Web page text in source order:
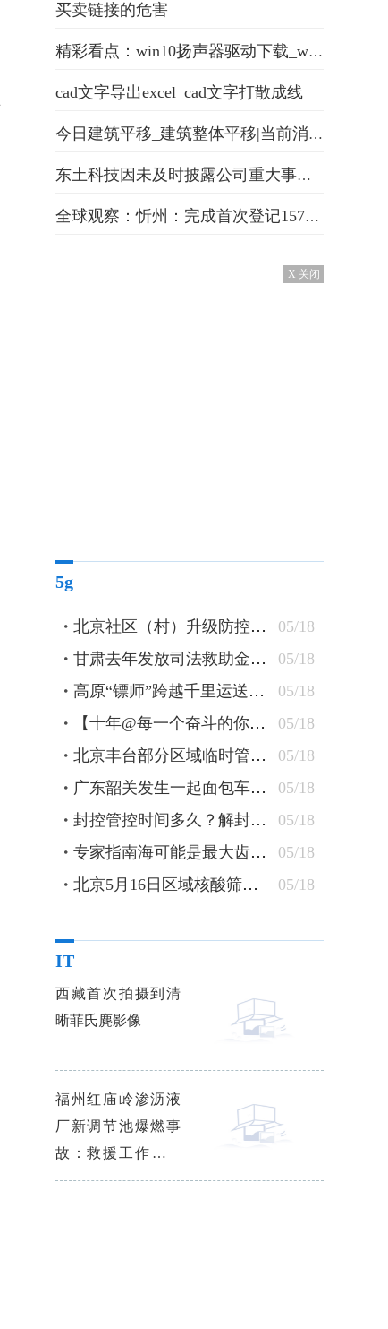
买卖链接的危害
精彩看点：win10扬声器驱动下载_win10扬声器打不开
cad文字导出excel_cad文字打散成线
今日建筑平移_建筑整体平移|当前消息
东土科技因未及时披露公司重大事件被深圳证券交易所采取监管措施
全球观察：忻州：完成首次登记157319套！
X 关闭
5g
05/18
北京社区（村）升级防控措施 24小时卡口值守查验48小时核酸
05/18
甘肃去年发放司法救助金逾1300万元 防止当事人“因案致贫”
05/18
高原“镖师”跨越千里运送钢轨
05/18
【十年@每一个奋斗的你】蒙古族刺绣匠人：指尖飞花 “绣”出农牧民美好新生活
05/18
北京丰台部分区域临时管控 原则上“足不出户”杜绝聚集
05/18
广东韶关发生一起面包车坠水事件 车上10人全部遇难
05/18
封控管控时间多久？解封条件有哪些？北京疾控详解
05/18
专家指南海可能是最大齿鲸抹香鲸重要繁育场
05/18
北京5月16日区域核酸筛查检出5管混采阳性
IT
西藏首次拍摄到清
晰菲氏麂影像
福州红庙岭渗沥液
厂新调节池爆燃事
故：救援工作已基
本结束